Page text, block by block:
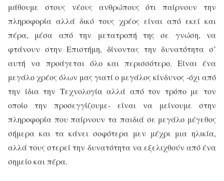
μάθουμε στους νέους ανθρώπους ότι παίρνουν την
πληροφορία αλλά δικό τους χρέος είναι από εκεί και
πέρα, μέσα από την μετατροπή της σε γνώση, να
φτάνουν στην Επιστήμη, δίνοντας την δυνατότητα σ’
αυτή να προάγεται όλο και περισσότερο. Είναι ένα
μεγάλο χρέος όλων μας γιατί ο μεγάλος κίνδυνος -όχι από
την ίδια την Τεχνολογία αλλά από τον τρόπο με τον
οποίο την προσεγγίζουμε- είναι να μείνουμε στην
πληροφορία που παίρνουν τα παιδιά σε μεγάλο μέγεθος
σήμερα και τα κάνει σοφότερα μεν μέχρι μια ηλικία,
αλλά τους στερεί την δυνατότητα να εξελιχθούν από ένα
σημείο και πέρα.